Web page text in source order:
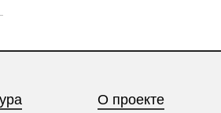
О проекте